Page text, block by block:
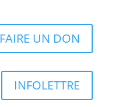
FAIRE UN DON
INFOLETTRE